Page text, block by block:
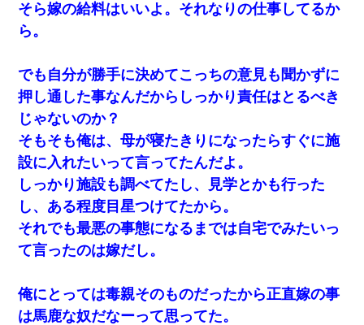
隣の部屋の住民の母親、オートロックを突破してマンションに入
り込んできたみたいで、ずっとドアの前で喚いてて滅茶苦茶うる
さかった。
夫に癌の余命宣告。その闘病中に長女から信じられない言葉を受
けた
とっさに女児を捕まえたら変質者扱いされた。母親「あっち行っ
てよ！気持ち悪い！（ｼｯｼｯ」→ 後日、俺を見つけた母親がすっ飛
んできて・・・
私『貯金貯まったし、やっと家建てられるね！』夫「実家を二世
帯住宅にした。それに貯金使った」→私『離婚しよう』夫「え
っ」私『使った貯金はあげるから』→すると…
医者「糖尿病で余命1年です」 ワイ「知らんわｗどうせ死ぬなら
そら嫁の給料はいいよ。それなりの仕事してるか
ら。
でも自分が勝手に決めてこっちの意見も聞かずに
押し通した事なんだからしっかり責任はとるべき
じゃないのか？
そもそも俺は、母が寝たきりになったらすぐに施
設に入れたいって言ってたんだよ。
しっかり施設も調べてたし、見学とかも行った
し、ある程度目星つけてたから。
それでも最悪の事態になるまでは自宅でみたいっ
て言ったのは嫁だし。
俺にとっては毒親そのものだったから正直嫁の事
は馬鹿な奴だなーって思ってた。